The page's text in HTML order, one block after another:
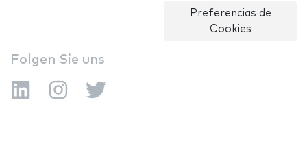
Preferencias de
Cookies
Folgen Sie uns